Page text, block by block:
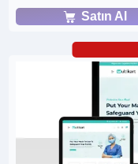
Satın Al